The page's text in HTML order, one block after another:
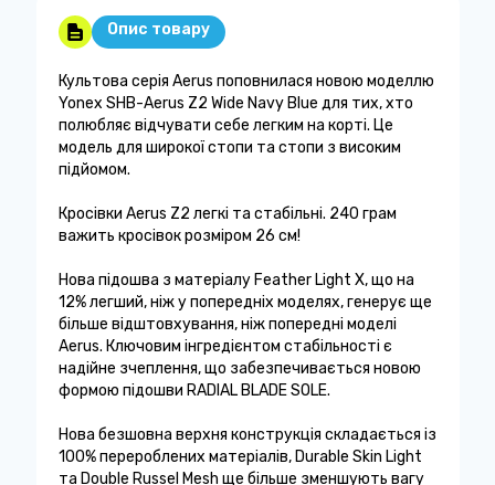
Опис товару
Культова серія Aerus поповнилася новою моделлю
Yonex SHB-Aerus Z2 Wide Navy Blue для тих, хто
полюбляє відчувати себе легким на корті. Це
модель для широкої стопи та стопи з високим
підйомом.
Кросівки Aerus Z2 легкі та стабільні. 240 грам
важить кросівок розміром 26 см!
Нова підошва з матеріалу Feather Light X, що на
12% легший, ніж у попередніх моделях, генерує ще
більше відштовхування, ніж попередні моделі
Aerus. Ключовим інгредієнтом стабільності є
надійне зчеплення, що забезпечивається новою
формою підошви RADIAL BLADE SOLE.
Нова безшовна верхня конструкція складається із
100% перероблених матеріалів, Durable Skin Light
та Double Russel Mesh ще більше зменшують вагу